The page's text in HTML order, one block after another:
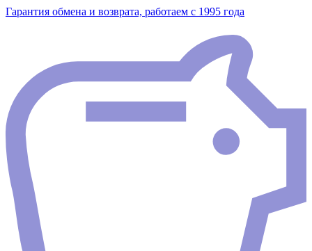
Гарантия обмена и возврата, работаем с 1995 года